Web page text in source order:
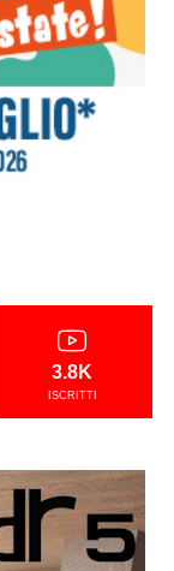
3.8K
ISCRITTI